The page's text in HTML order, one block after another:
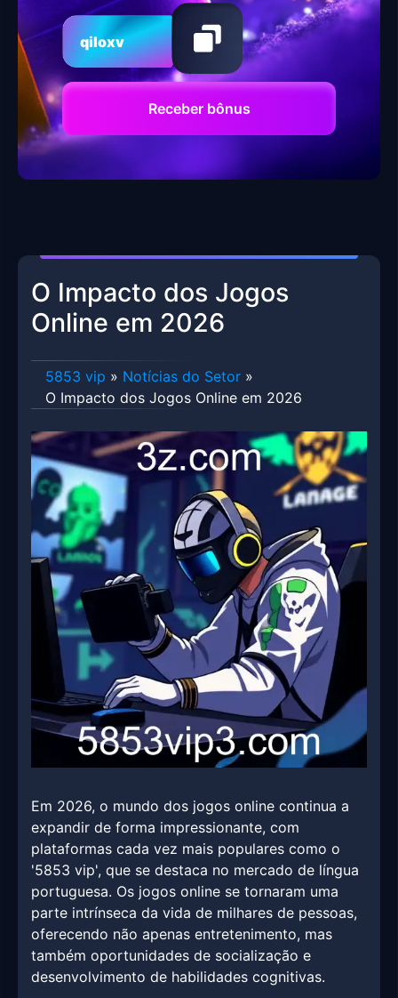
qiloxv
Receber bônus
O Impacto dos Jogos
Online em 2026
5853 vip » Notícias do Setor »
O Impacto dos Jogos Online em 2026
Em 2026, o mundo dos jogos online continua a
expandir de forma impressionante, com
plataformas cada vez mais populares como o
'5853 vip', que se destaca no mercado de língua
portuguesa. Os jogos online se tornaram uma
parte intrínseca da vida de milhares de pessoas,
oferecendo não apenas entretenimento, mas
também oportunidades de socialização e
desenvolvimento de habilidades cognitivas.